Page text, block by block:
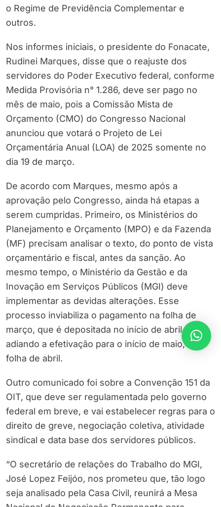
o Regime de Previdência Complementar e
outros.
Nos informes iniciais, o presidente do Fonacate,
Rudinei Marques, disse que o reajuste dos
servidores do Poder Executivo federal, conforme
Medida Provisória n° 1.286, deve ser pago no
mês de maio, pois a Comissão Mista de
Orçamento (CMO) do Congresso Nacional
anunciou que votará o Projeto de Lei
Orçamentária Anual (LOA) de 2025 somente no
dia 19 de março.
De acordo com Marques, mesmo após a
aprovação pelo Congresso, ainda há etapas a
serem cumpridas. Primeiro, os Ministérios do
Planejamento e Orçamento (MPO) e da Fazenda
(MF) precisam analisar o texto, do ponto de vista
orçamentário e fiscal, antes da sanção. Ao
mesmo tempo, o Ministério da Gestão e da
Inovação em Serviços Públicos (MGI) deve
implementar as devidas alterações. Esse
processo inviabiliza o pagamento na folha de
março, que é depositada no início de abril,
adiando a efetivação para o início de maio, na
folha de abril.
Outro comunicado foi sobre a Convenção 151 da
OIT, que deve ser regulamentada pelo governo
federal em breve, e vai estabelecer regras para o
direito de greve, negociação coletiva, atividade
sindical e data base dos servidores públicos.
“O secretário de relações do Trabalho do MGI,
José Lopez Feijóo, nos prometeu que, tão logo
seja analisado pela Casa Civil, reunirá a Mesa